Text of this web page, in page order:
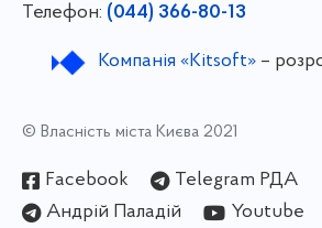
Телефон: (044) 366-80-13
Компанія «Kitsoft»–
© Власність міста Києва 2021
Facebook
Telegram РДА
Андрій Паладій
Youtube